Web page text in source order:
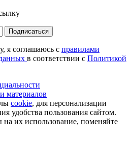
Подписаться
я соглашаюсь с правилами
в соответствии с Политикой
материалов
cookie, для персонализации
удобства пользования сайтом.
их использование, поменяйте